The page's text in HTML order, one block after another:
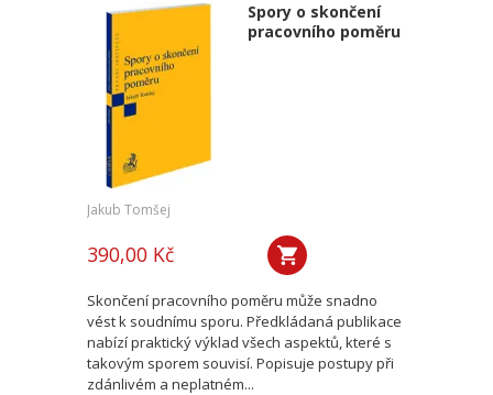
Spory o skončení
pracovního poměru
Jakub Tomšej
390,00 Kč
Skončení pracovního poměru může snadno
vést k soudnímu sporu. Předkládaná publikace
nabízí praktický výklad všech aspektů, které s
takovým sporem souvisí. Popisuje postupy při
zdánlivém a neplatném...